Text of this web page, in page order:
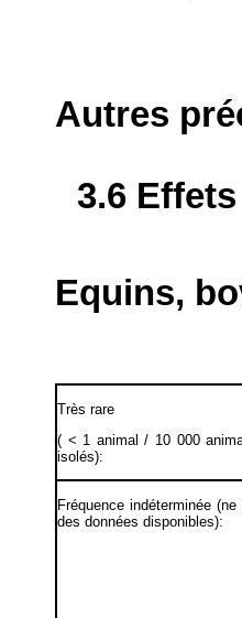
Autres
3.6
Equins,
Très rare
( < 1 animal / 10 000
isolés):
Fréquence indéterminée
des données disponibles):